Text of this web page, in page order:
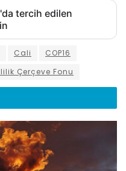
tercih edilen
Cali
COP16
Çerçeve Fonu